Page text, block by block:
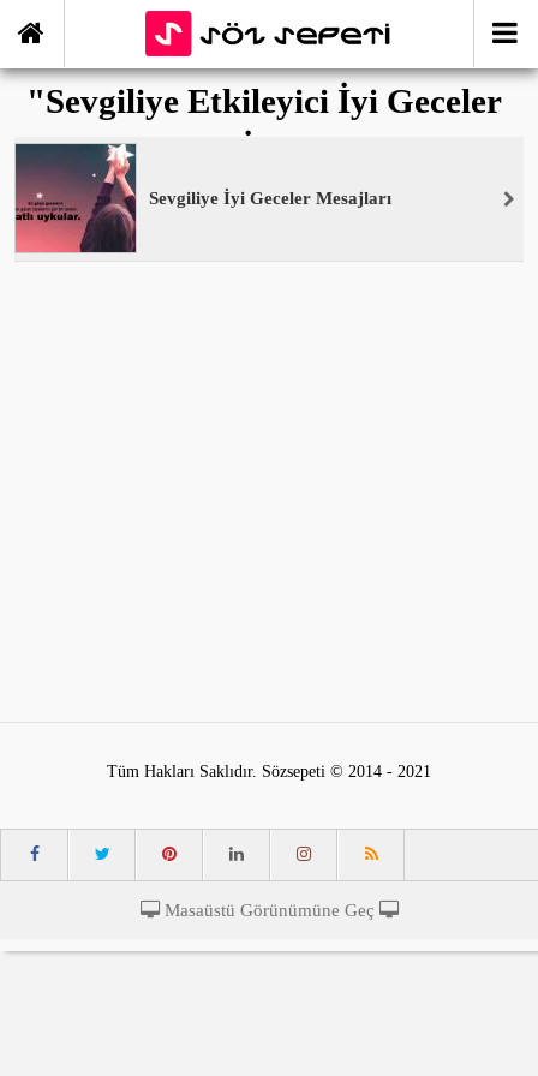
"Sevgiliye Etkileyici İyi Geceler
Mesajları" ile İlişikli yazılar
Sevgiliye İyi Geceler Mesajları
Tüm Hakları Saklıdır. Sözsepeti © 2014 - 2021
Masaüstü Görünümüne Geç